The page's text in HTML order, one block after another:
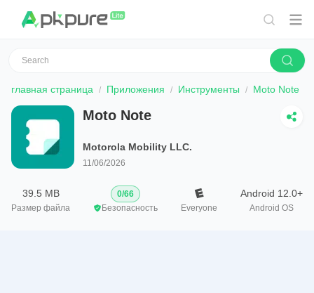
главная страница Приложения Инструменты Moto Note
Moto Note
Motorola Mobility LLC.
11/06/2026
39.5 MB
Размер файла
0/66
Безопасность
Everyone
Android 12.0+
Android OS